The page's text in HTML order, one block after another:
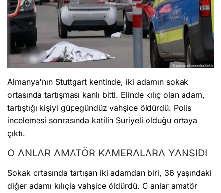
Almanya'nın Stuttgart kentinde, iki adamın sokak
ortasında tartışması kanlı bitti. Elinde kılıç olan adam,
tartıştığı kişiyi güpegündüz vahşice öldürdü. Polis
incelemesi sonrasında katilin Suriyeli olduğu ortaya
çıktı.
O ANLAR AMATÖR KAMERALARA YANSIDI
Sokak ortasında tartışan iki adamdan biri, 36 yaşındaki
diğer adamı kılıçla vahşice öldürdü. O anlar amatör